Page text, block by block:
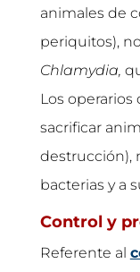
animales de
periquitos),
Chlamydia,
Los operarios
sacrificar
destrucción),
bacterias y a
Control y
Referente al